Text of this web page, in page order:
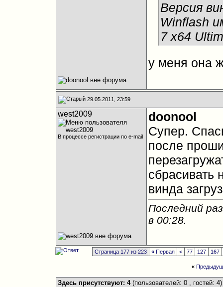
Версия
Winflash
7 x64
у меня она
29.05.2011, 23:59
west2009
В процессе регистрации по e-mail
doonool
Супер.
после
сбрасивать
винда
Последний
в 00:28.
Страница 177 из 223 « Первая < 77 127 167
«
Здесь присутствуют: 4 (пользователей: 0 , гостей: 4)